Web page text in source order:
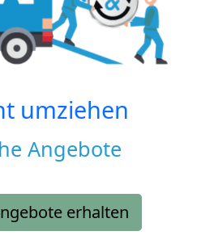
umziehen
Angebote
erhalten